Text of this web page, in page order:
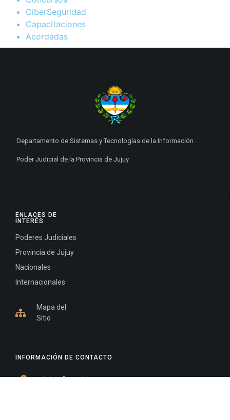
CiberSeguridad
Capacitaciones
Acordadas
INFORMACIÓN DE CONTACTO
Jujuy, Argentina
ENLACES DE
INTERÉS
Poderes Judiciales
Provincia de Jujuy
Nacionales
Internacionales
Mapa del
Sitio
Departamento de Sistemas y Tecnologías de la Información.
Poder Judicial de la Provincia de Jujuy